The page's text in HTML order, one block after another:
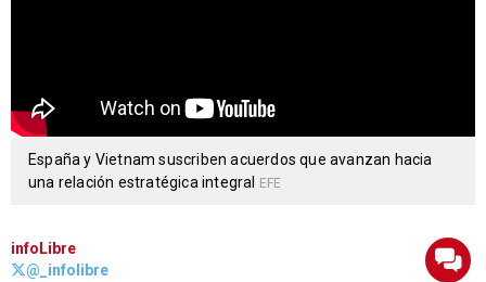
España y Vietnam suscriben acuerdos que avanzan hacia
una relación estratégica integral
EFE
infoLibre
@_infolibre